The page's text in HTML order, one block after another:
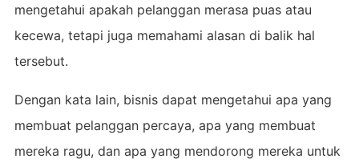
mengetahui apakah pelanggan merasa puas atau
kecewa, tetapi juga memahami alasan di balik hal
tersebut.
Dengan kata lain, bisnis dapat mengetahui apa yang
membuat pelanggan percaya, apa yang membuat
mereka ragu, dan apa yang mendorong mereka untuk